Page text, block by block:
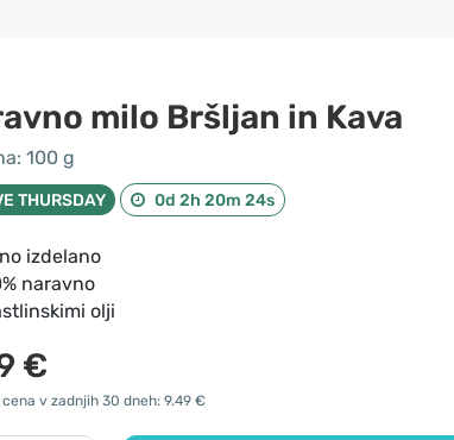
milo Bršljan in Kava
100 g
THURSDAY 0d 2h 20m 23s
izdelano
naravno
olji
€
cena v zadnjih 30 dneh: 9.49 €